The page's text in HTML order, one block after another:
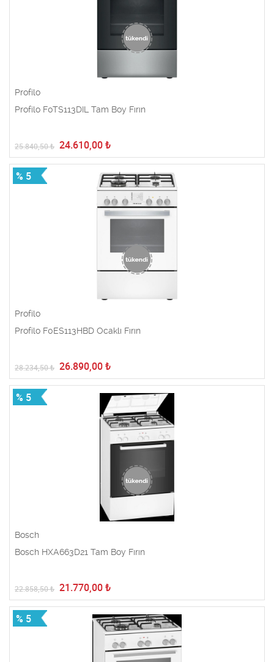
Profilo
Profilo F0TS113DIL Tam Boy Fırın
25.840,50₺ 24.610,00 ₺
% 5
Profilo
Profilo F0ES113HBD Ocaklı Fırın
28.234,50₺ 26.890,00 ₺
% 5
Bosch
Bosch HXA663D21 Tam Boy Fırın
22.858,50₺ 21.770,00 ₺
% 5